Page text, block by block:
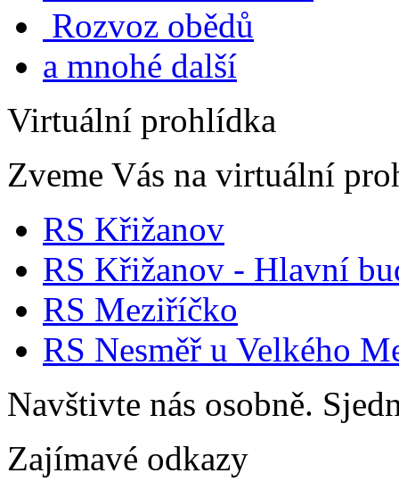
Rozvoz obědů
a mnohé další
Virtuální prohlídka
Zveme Vás na virtuální
RS Křižanov
RS Křižanov - Hlavní
RS Meziříčko
RS Nesměř u Velkého
Navštivte nás osobně.
Zajímavé odkazy